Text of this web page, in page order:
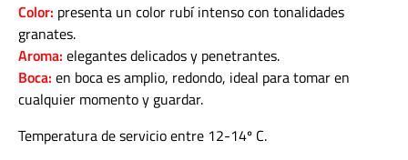
Color: presenta un color rubí intenso con tonalidades
granates.
Aroma: elegantes delicados y penetrantes.
Boca: en boca es amplio, redondo, ideal para tomar en
cualquier momento y guardar.
Temperatura de servicio entre 12-14º C.